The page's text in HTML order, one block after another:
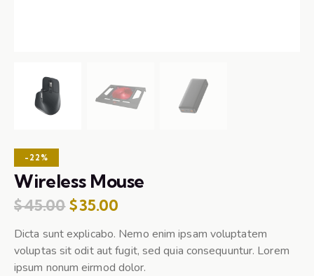
-22%
Wireless Mouse
$45.00$35.00
Dicta sunt explicabo. Nemo enim ipsam voluptatem
voluptas sit odit aut fugit, sed quia consequuntur. Lorem
ipsum nonum eirmod dolor.